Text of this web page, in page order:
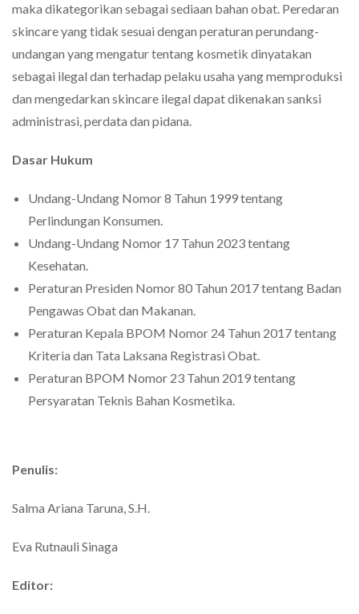
maka dikategorikan sebagai sediaan bahan obat. Peredaran
skincare yang tidak sesuai dengan peraturan perundang-
undangan yang mengatur tentang kosmetik dinyatakan
sebagai ilegal dan terhadap pelaku usaha yang memproduksi
dan mengedarkan skincare ilegal dapat dikenakan sanksi
administrasi, perdata dan pidana.
Dasar Hukum
Undang-Undang Nomor 8 Tahun 1999 tentang
Perlindungan Konsumen.
Undang-Undang Nomor 17 Tahun 2023 tentang
Kesehatan.
Peraturan Presiden Nomor 80 Tahun 2017 tentang Badan
Pengawas Obat dan Makanan.
Peraturan Kepala BPOM Nomor 24 Tahun 2017 tentang
Kriteria dan Tata Laksana Registrasi Obat.
Peraturan BPOM Nomor 23 Tahun 2019 tentang
Persyaratan Teknis Bahan Kosmetika.
Penulis:
Salma Ariana Taruna, S.H.
Eva Rutnauli Sinaga
Editor: